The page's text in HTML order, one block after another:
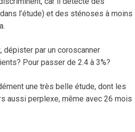
l’étude) et des sténoses à moins
dépister par un coroscanner
Pour passer de 2.4 à 3%?
une très belle étude, dont les
aussi perplexe, même avec 26 mois